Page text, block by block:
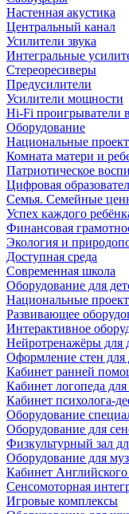
Настенная акустика
Центральный канал
Усилители звука
Интегральные
Стереоресиверы
Предусилители
Усилители мощности
Hi-Fi проигрыватели
Оборудование
Национальные
Комната матери и
Патриотическое
Цифровая
Семья. Семейные
Успех каждого
Финансовая
Экология и
Доступная среда
Современная школа
Оборудование для
Национальные
Развивающее
Интерактивное
Нейротренажёры для
Оформление стен для
Кабинет ранней
Кабинет логопеда
Кабинет психолога-
Оборудование
Оборудование для
Физкультурный зал
Оборудование для
Кабинет Английского
Сенсомоторная
Игровые комплексы